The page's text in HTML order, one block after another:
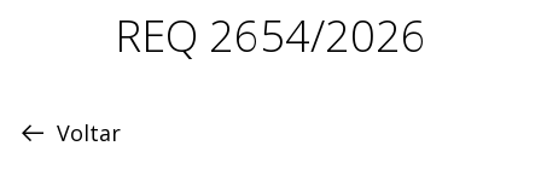
ProposiçãoREQ 2654/2026
Voltar